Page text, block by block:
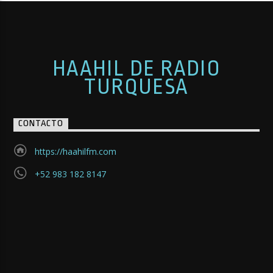
HAAHIL DE RADIO
TURQUESA
CONTACTO
https://haahilfm.com
+52 983 182 8147